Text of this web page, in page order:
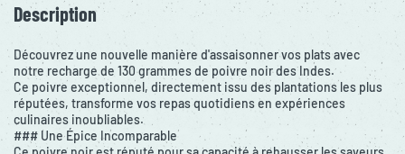
Description
Découvrez une nouvelle manière d'assaisonner vos plats avec
notre recharge de 130 grammes de poivre noir des Indes.
Ce poivre exceptionnel, directement issu des plantations les plus
réputées, transforme vos repas quotidiens en expériences
culinaires inoubliables.
### Une Épice Incomparable